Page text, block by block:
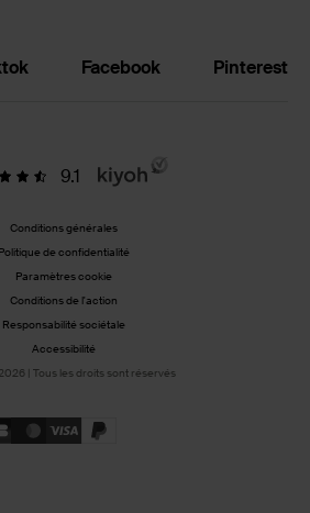
Facebook Pinterest
9.1
Conditions générales
Politique de confidentialité
Paramètres cookie
Conditions de l'action
Responsabilité sociétale
Accessibilité
| Tous les droits sont réservés